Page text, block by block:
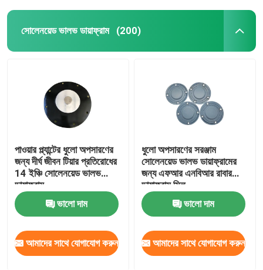
সোলেনয়েড ভালভ ডায়াফ্রাম (200)
পাওয়ার প্ল্যান্টের ধুলো অপসারণের
জন্য দীর্ঘ জীবন টিয়ার প্রতিরোধের
14 ইঞ্চি সোলেনয়েড ভালভ
ডায়াফ্রাম
ভালো দাম
আমাদের সাথে যোগাযোগ করুন
ধুলো অপসারণের সরঞ্জাম
সোলেনয়েড ভালভ ডায়াফ্রামের
জন্য এফআর এনবিআর রাবার
ডায়াফ্রাম সিল
ভালো দাম
আমাদের সাথে যোগাযোগ করুন